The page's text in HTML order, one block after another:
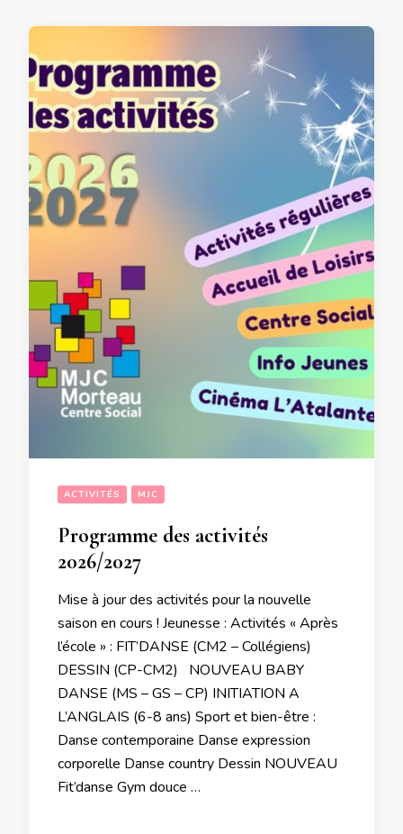
ACTIVITÉS MJC
Programme des activités
2026/2027
Mise à jour des activités pour la nouvelle
saison en cours ! Jeunesse : Activités « Après
l’école » : FIT’DANSE (CM2 – Collégiens)
DESSIN (CP-CM2) NOUVEAU BABY
DANSE (MS – GS – CP) INITIATION A
L’ANGLAIS (6-8 ans) Sport et bien-être :
Danse contemporaine Danse expression
corporelle Danse country Dessin NOUVEAU
Fit’danse Gym douce …